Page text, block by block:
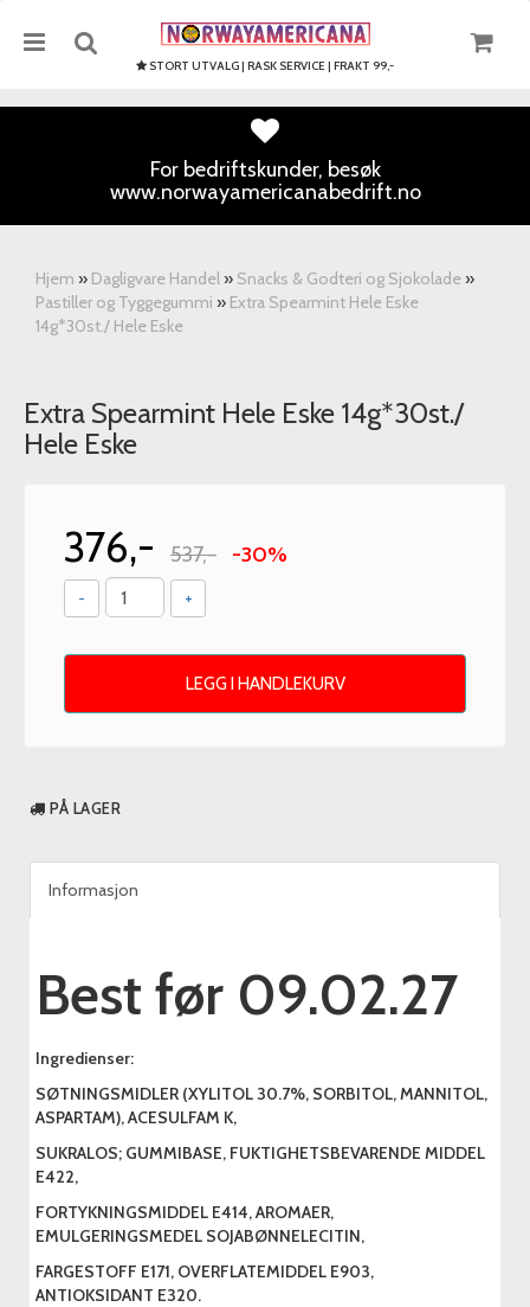
STORT UTVALG | RASK SERVICE | FRAKT 99,-
For bedriftskunder, besøk
www.norwayamericanabedrift.no
Hjem » Dagligvare Handel » Snacks & Godteri og Sjokolade »
Pastiller og Tyggegummi » Extra Spearmint Hele Eske
14g*30st./ Hele Eske
Extra Spearmint Hele Eske 14g*30st./
Hele Eske
376,- 537,- -30%
- +
LEGG I HANDLEKURV
PÅ LAGER
Informasjon
Best før 09.02.27
Ingredienser:
SØTNINGSMIDLER (XYLITOL 30.7%, SORBITOL, MANNITOL,
ASPARTAM), ACESULFAM K,
SUKRALOS; GUMMIBASE, FUKTIGHETSBEVARENDE MIDDEL
E422,
FORTYKNINGSMIDDEL E414, AROMAER,
EMULGERINGSMEDEL SOJABØNNELECITIN,
FARGESTOFF E171, OVERFLATEMIDDEL E903,
ANTIOKSIDANT E320.